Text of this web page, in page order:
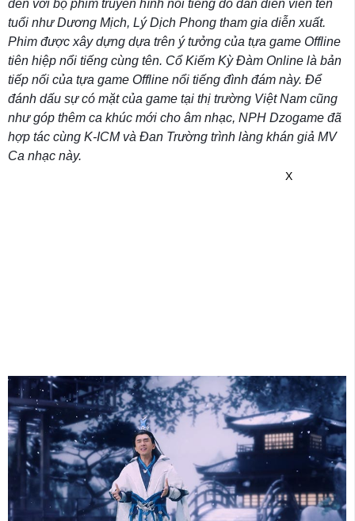
đến với bộ phim truyền hình nổi tiếng do dàn diễn viên tên
tuổi như Dương Mịch, Lý Dịch Phong tham gia diễn xuất.
Phim được xây dựng dựa trên ý tưởng của tựa game Offline
tiên hiệp nổi tiếng cùng tên. Cổ Kiếm Kỳ Đàm Online là bản
tiếp nối của tựa game Offline nổi tiếng đình đám này. Để
đánh dấu sự có mặt của game tại thị trường Việt Nam cũng
như góp thêm ca khúc mới cho âm nhạc, NPH Dzogame đã
hợp tác cùng K-ICM và Đan Trường trình làng khán giả MV
Ca nhạc này.
X